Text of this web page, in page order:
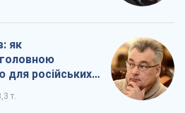
як
для російських
т.